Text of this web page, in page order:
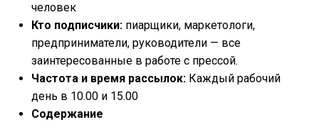
человек
Кто подписчики: пиарщики, маркетологи,
предприниматели, руководители — все
заинтересованные в работе с прессой.
Частота и время рассылок: Каждый рабочий
день в 10.00 и 15.00
Содержание